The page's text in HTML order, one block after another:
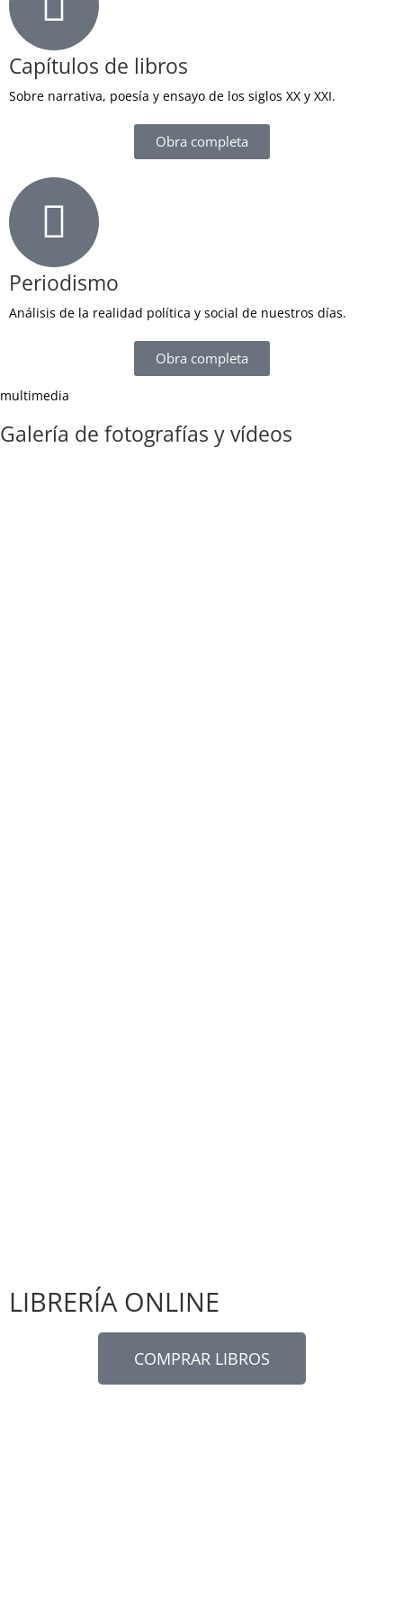
Capítulos de libros
Sobre narrativa, poesía y ensayo de los siglos XX y XXI.
Obra completa
Periodismo
Análisis de la realidad política y social de nuestros días.
Obra completa
multimedia
Galería de fotografías y vídeos
LIBRERÍA ONLINE
COMPRAR LIBROS